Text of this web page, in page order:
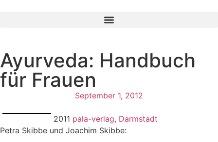
Ayurveda: Handbuch
für Frauen
September 1, 2012
2011 pala-verlag, Darmstadt
Petra Skibbe und Joachim Skibbe: